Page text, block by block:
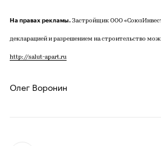
На правах рекламы. Застройщик ООО
декларацией и разрешением на строительство
http://salut-apart.ru
Олег Воронин